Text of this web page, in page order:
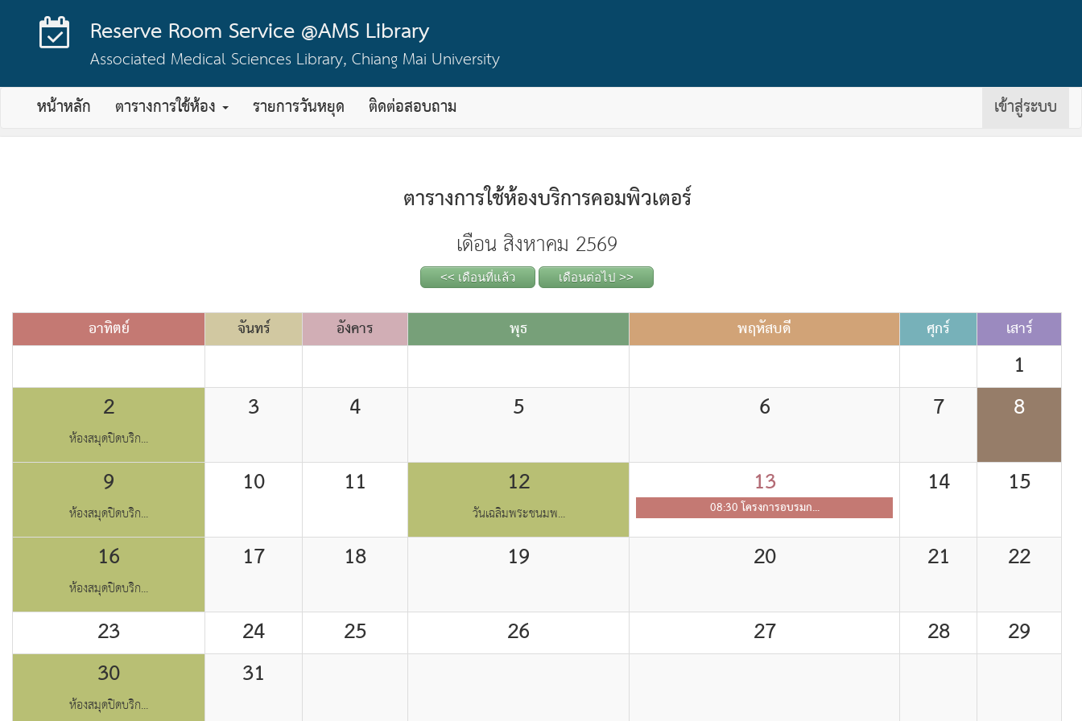
Reserve Room Service @AMS Library
Associated Medical Sciences Library, Chiang Mai University
หน้าหลัก ตารางการใช้ห้อง รายการวันหยุด ติดต่อสอบถาม เข้าสู่ระบบ
ตารางการใช้ห้องบริการคอมพิวเตอร์
เดือน สิงหาคม 2569
<< เดือนที่แล้ว เดือนต่อไป >>
อาทิตย์ จันทร์ อังคาร พุธ พฤหัสบดี ศุกร์ เสาร์
1
2
ห้องสมุดปิดบริก...
3 4 5 6 7
8
9
ห้องสมุดปิดบริก...
10 11 12
วันเฉลิมพระชนมพ...
13
08:30 โครงการอบรมก...
14
15
16
ห้องสมุดปิดบริก...
17 18 19 20 21
22
23
24 25 26 27 28
29
30
ห้องสมุดปิดบริก...
31